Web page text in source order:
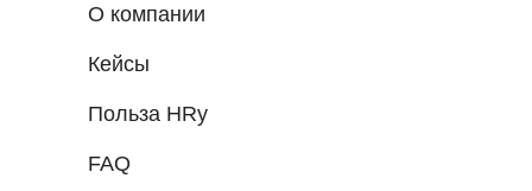
О компании
Кейсы
Польза HRу
FAQ